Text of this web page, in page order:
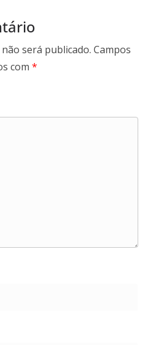
será publicado. Campos
com *